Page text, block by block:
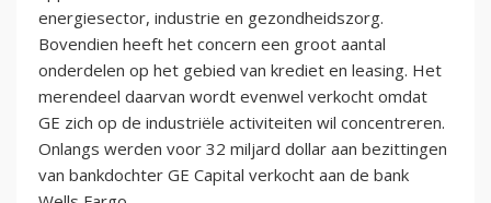
energiesector, industrie en gezondheidszorg.
Bovendien heeft het concern een groot aantal
onderdelen op het gebied van krediet en leasing. Het
merendeel daarvan wordt evenwel verkocht omdat
GE zich op de industriële activiteiten wil concentreren.
Onlangs werden voor 32 miljard dollar aan bezittingen
van bankdochter GE Capital verkocht aan de bank